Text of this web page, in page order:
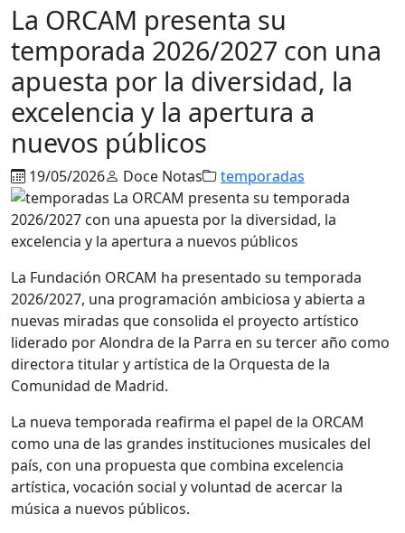
La ORCAM presenta su
temporada 2026/2027 con una
apuesta por la diversidad, la
excelencia y la apertura a
nuevos públicos
19/05/2026 Doce Notas temporadas
La Fundación ORCAM ha presentado su temporada
2026/2027, una programación ambiciosa y abierta a
nuevas miradas que consolida el proyecto artístico
liderado porAlondra de la Parra en su tercer año como
directora titular y artística de la Orquesta de la
Comunidad de Madrid.
La nueva temporada reafirma el papel de la ORCAM
como una de las grandes instituciones musicales del
país, con una propuesta que combina excelencia
artística, vocación social y voluntad de acercar la
música a nuevos públicos.